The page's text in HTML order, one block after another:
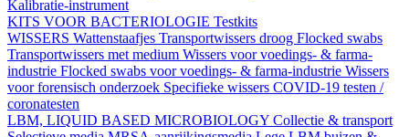
Kalibratie-instrument
KITS VOOR BACTERIOLOGIE Testkits
WISSERS Wattenstaafjes Transportwissers droog Flocked swabs
Transportwissers met medium Wissers voor voedings- & farma-
industrie Flocked swabs voor voedings- & farma-industrie Wissers
voor forensisch onderzoek Specifieke wissers COVID-19 testen /
coronatesten
LBM, LIQUID BASED MICROBIOLOGY Collectie & transport